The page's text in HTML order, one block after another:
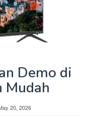
Demo di
Mudah
20, 2026